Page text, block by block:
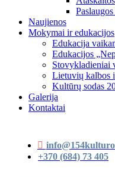
Naujienos
Mokymai ir edukacijos
Edukacija
Edukacijos
Stovykladieniai
Lietuvių kalbos
Kultūrų sodas
Galerija
Kontaktai
+370 (684) 73 405